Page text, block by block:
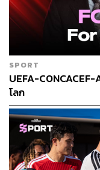
SPORT
UEFA-
โลก